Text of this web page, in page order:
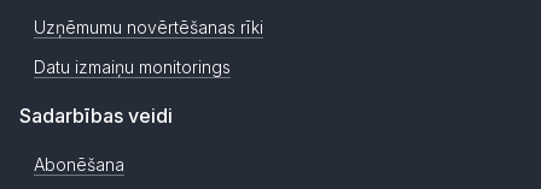
Uzņēmumu novērtēšanas rīki
Datu izmaiņu monitorings
Sadarbības veidi
Abonēšana